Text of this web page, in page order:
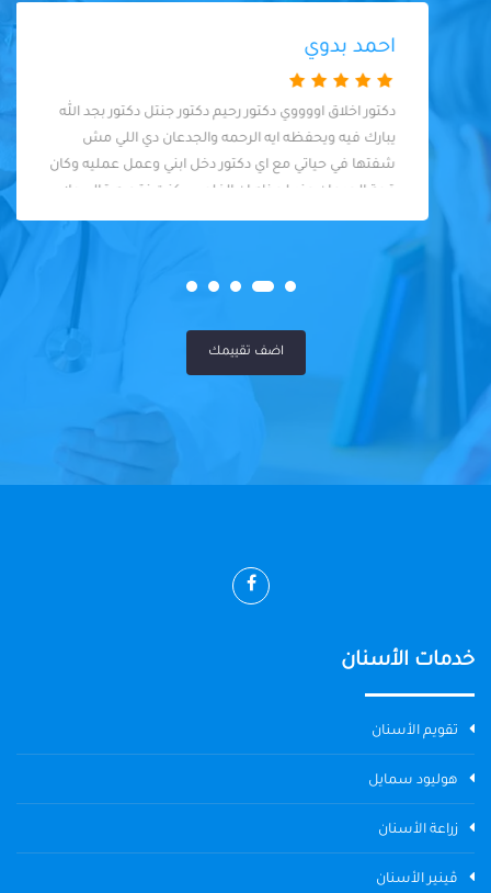
احمد بدوي
دكتور اخلاق اووووي دكتور رحيم دكتور جنتل دكتور بجد الله
يبارك فيه ويحفظه ايه الرحمه والجدعان دي اللي مش
شفتها في حياتي مع اي دكتور دخل ابني وعمل عمليه وكان
قمة الجدعان عند لحظه ان الفلوس كنت نقصه قالي ولا
يهمك المهم ابنك عجزت عن الشكر يادكتور وبجد ربنا يبرك
في اولاد حضرتك شكرا علي رحمتك والانسانيه الا جوه
اضف تقييمك
خدمات الأسنان
تقويم الأسنان
هوليود سمايل
زراعة الأسنان
ڤينير الأسنان